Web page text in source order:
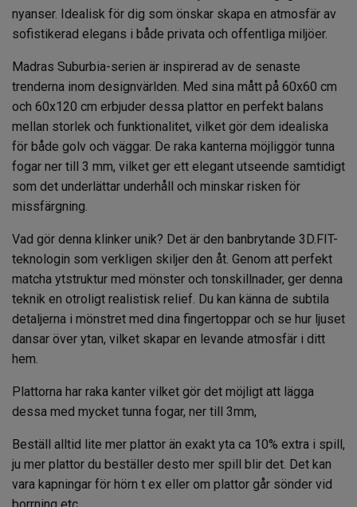
nyanser. Idealisk för dig som önskar skapa en atmosfär av
sofistikerad elegans i både privata och offentliga miljöer.
Madras Suburbia-serien är inspirerad av de senaste
trenderna inom designvärlden. Med sina mått på 60x60 cm
och 60x120 cm erbjuder dessa plattor en perfekt balans
mellan storlek och funktionalitet, vilket gör dem idealiska
för både golv och väggar. De raka kanterna möjliggör tunna
fogar ner till 3 mm, vilket ger ett elegant utseende samtidigt
som det underlättar underhåll och minskar risken för
missfärgning.
Vad gör denna klinker unik? Det är den banbrytande 3D.FIT-
teknologin som verkligen skiljer den åt. Genom att perfekt
matcha ytstruktur med mönster och tonskillnader, ger denna
teknik en otroligt realistisk relief. Du kan känna de subtila
detaljerna i mönstret med dina fingertoppar och se hur ljuset
dansar över ytan, vilket skapar en levande atmosfär i ditt
hem.
Plattorna har raka kanter vilket gör det möjligt att lägga
dessa med mycket tunna fogar, ner till 3mm,
Beställ alltid lite mer plattor än exakt yta ca 10% extra i spill,
ju mer plattor du beställer desto mer spill blir det. Det kan
vara kapningar för hörn t ex eller om plattor går sönder vid